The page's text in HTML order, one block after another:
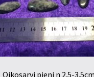
Oikosarvi pieni n 2.5-3.5cm